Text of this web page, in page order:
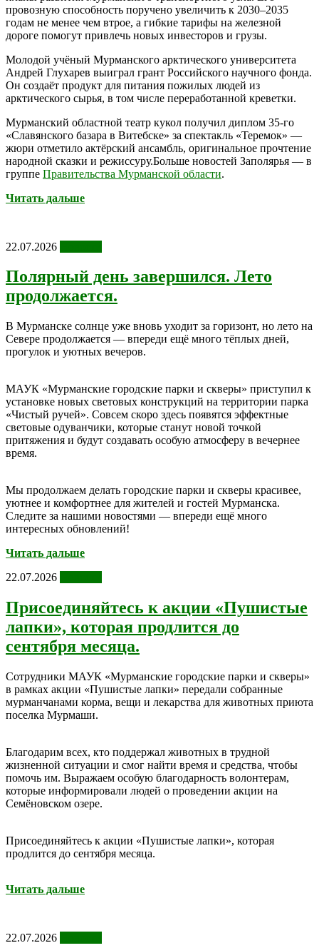
провозную способность поручено увеличить к 2030–2035
годам не менее чем втрое, а гибкие тарифы на железной
дороге помогут привлечь новых инвесторов и грузы.
Молодой учёный Мурманского арктического университета
Андрей Глухарев выиграл грант Российского научного фонда.
Он создаёт продукт для питания пожилых людей из
арктического сырья, в том числе переработанной креветки.
Мурманский областной театр кукол получил диплом 35-го
«Славянского базара в Витебске» за спектакль «Теремок» —
жюри отметило актёрский ансамбль, оригинальное прочтение
народной сказки и режиссуру.Больше новостей Заполярья — в
группе Правительства Мурманской области.
Читать дальше
22.07.2026
Полярный день завершился. Лето
продолжается.
В Мурманске солнце уже вновь уходит за горизонт, но лето на
Севере продолжается — впереди ещё много тёплых дней,
прогулок и уютных вечеров.
МАУК «Мурманские городские парки и скверы» приступил к
установке новых световых конструкций на территории парка
«Чистый ручей». Совсем скоро здесь появятся эффектные
световые одуванчики, которые станут новой точкой
притяжения и будут создавать особую атмосферу в вечернее
время.
Мы продолжаем делать городские парки и скверы красивее,
уютнее и комфортнее для жителей и гостей Мурманска.
Следите за нашими новостями — впереди ещё много
интересных обновлений!
Читать дальше
22.07.2026
Присоединяйтесь к акции «Пушистые
лапки», которая продлится до
сентября месяца.
Сотрудники МАУК «Мурманские городские парки и скверы»
в рамках акции «Пушистые лапки» передали собранные
мурманчанами корма, вещи и лекарства для животных приюта
поселка Мурмаши.
Благодарим всех, кто поддержал животных в трудной
жизненной ситуации и смог найти время и средства, чтобы
помочь им. Выражаем особую благодарность волонтерам,
которые информировали людей о проведении акции на
Семёновском озере.
Присоединяйтесь к акции «Пушистые лапки», которая
продлится до сентября месяца.
Читать дальше
22.07.2026